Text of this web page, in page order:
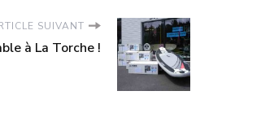
SUIVANT
à La Torche !